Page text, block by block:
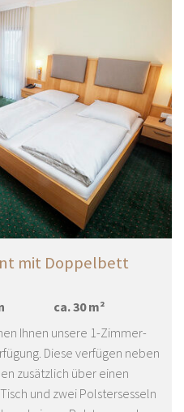
mit Doppelbett
ca.30 m²
Ihnen unsere 1-Zimmer-
Diese verfügen neben
zusätzlich über einen
und zwei Polstersesseln